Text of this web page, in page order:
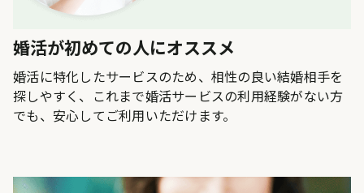
婚活が初めての人にオススメ
婚活に特化したサービスのため、相性の良い結婚相手を
探しやすく、これまで婚活サービスの利用経験がない方
でも、安心してご利用いただけます。